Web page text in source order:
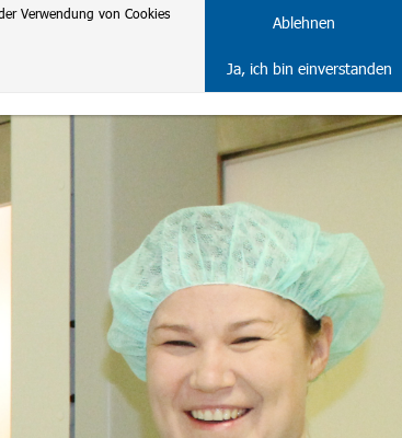
Verwendung von Cookies
Ablehnen
Ja, ich bin einverstanden
DE